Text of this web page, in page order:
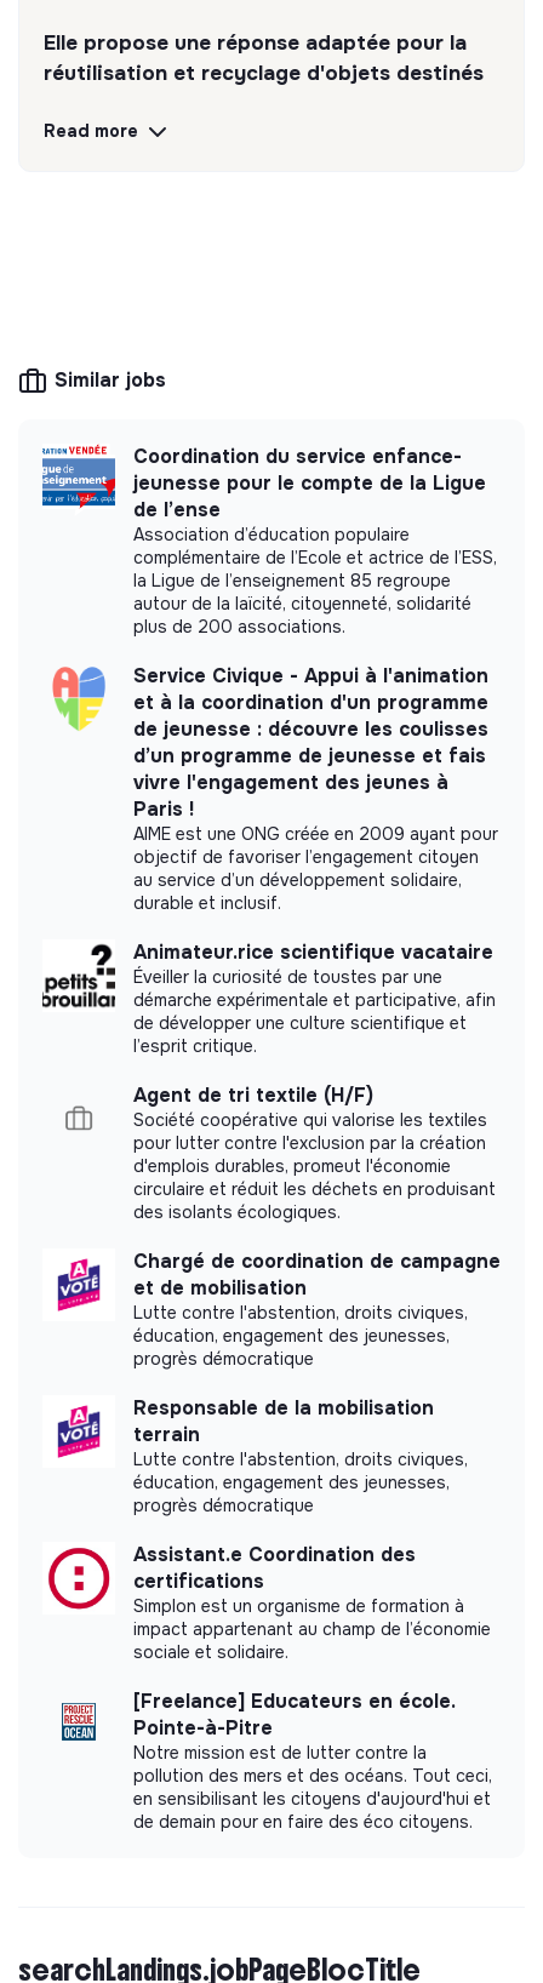
Elle propose une réponse adaptée pour la
réutilisation et recyclage d'objets destinés
du développement local elle favorise
solidarity and social utility: its management is
association, cooperative, foundation, mutual or
ESUS company.
More information
< 15 persons
Circular economy
Impact study
Association la Recyclerie de Toucy did not yet
communicate its impact measurement.
Labels and certifications
labels or certifications that it was able to obtain.
Documents
Did not yet add a transparency document.
Read more
Similar jobs
Coordination du service enfance-
jeunesse pour le compte de la Ligue
de l’ense
Association d’éducation populaire
complémentaire de l’Ecole et actrice de l’ESS,
la Ligue de l’enseignement 85 regroupe
autour de la laïcité, citoyenneté, solidarité
plus de 200 associations.
Service Civique - Appui à l'animation
et à la coordination d'un programme
de jeunesse : découvre les coulisses
d’un programme de jeunesse et fais
vivre l'engagement des jeunes à
Paris !
AIME est une ONG créée en 2009 ayant pour
objectif de favoriser l’engagement citoyen
au service d’un développement solidaire,
durable et inclusif.
Animateur.rice scientifique vacataire
Éveiller la curiosité de toustes par une
démarche expérimentale et participative, afin
de développer une culture scientifique et
l’esprit critique.
Agent de tri textile (H/F)
Société coopérative qui valorise les textiles
pour lutter contre l'exclusion par la création
d'emplois durables, promeut l'économie
circulaire et réduit les déchets en produisant
des isolants écologiques.
Chargé de coordination de campagne
et de mobilisation
Lutte contre l'abstention, droits civiques,
éducation, engagement des jeunesses,
progrès démocratique
Responsable de la mobilisation
terrain
Lutte contre l'abstention, droits civiques,
éducation, engagement des jeunesses,
progrès démocratique
Assistant.e Coordination des
certifications
Simplon est un organisme de formation à
impact appartenant au champ de l’économie
sociale et solidaire.
[Freelance] Educateurs en école.
Pointe-à-Pitre
Notre mission est de lutter contre la
pollution des mers et des océans. Tout ceci,
en sensibilisant les citoyens d'aujourd'hui et
de demain pour en faire des éco citoyens.
searchLandings.jobPageBlocTitle